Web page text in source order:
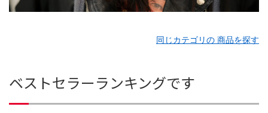
同じカテゴリの 商品を探す
ベストセラーランキングです